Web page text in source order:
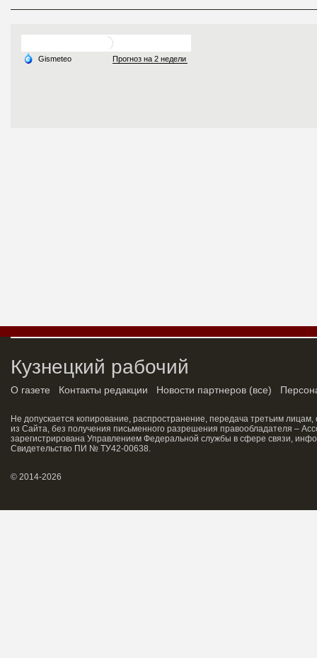
Кузнецкий рабочий
О газете Контакты редакции Новости партнеров (все)
Не допускается копирование, распространение, передача третьим
из Сайта, без получения письменного разрешения правообладателя –
зарегистрирована Управлением Федеральной службы в сфере связи,
Свидетельство ПИ № ТУ42-00638.
© 2014-2026